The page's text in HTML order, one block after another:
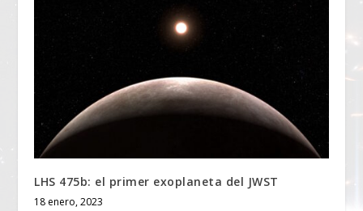
LHS 475b: el primer exoplaneta del JWST
18 enero, 2023